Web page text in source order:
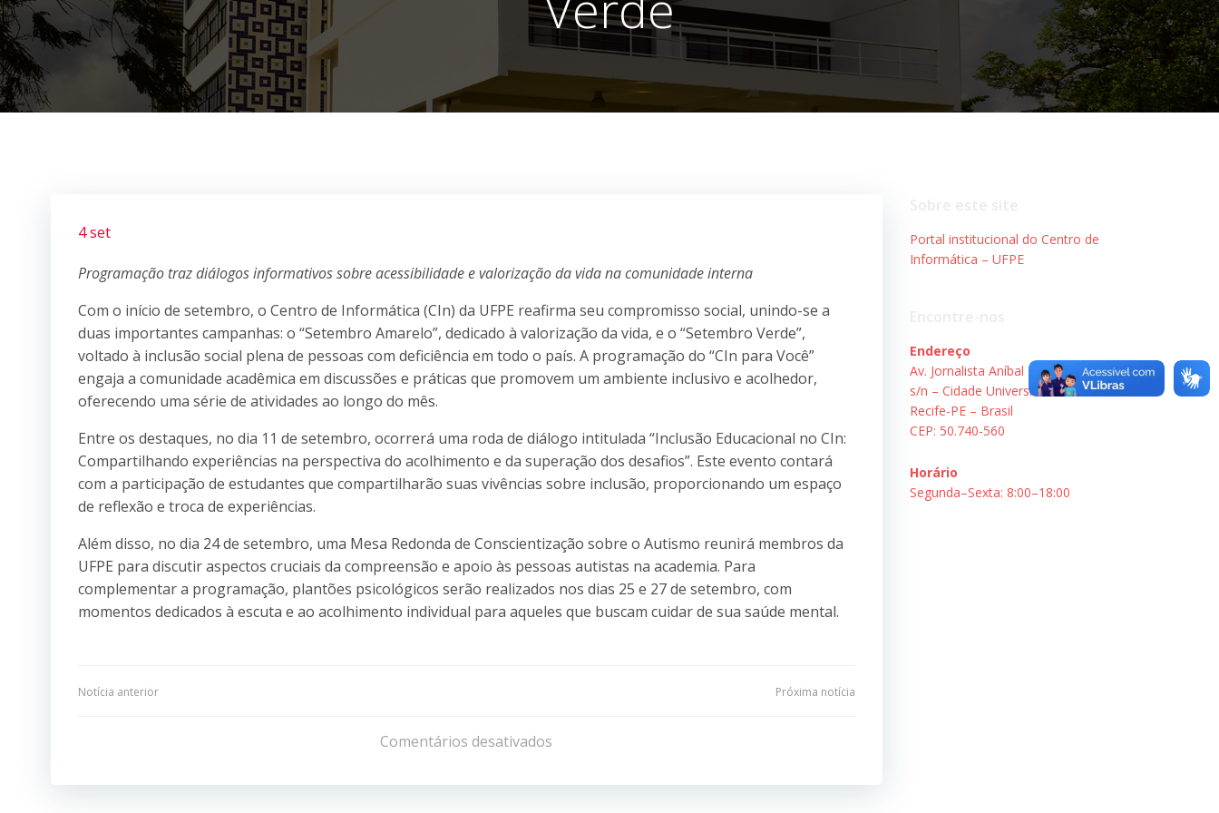
4 set
Programação traz diálogos informativos sobre acessibilidade e valorização da vida na comunidade interna
Com o início de setembro, o Centro de Informática (CIn) da UFPE reafirma seu compromisso social, unindo-se a
duas importantes campanhas: o “Setembro Amarelo”, dedicado à valorização da vida, e o “Setembro Verde”,
voltado à inclusão social plena de pessoas com deficiência em todo o país. A programação do “CIn para Você”
engaja a comunidade acadêmica em discussões e práticas que promovem um ambiente inclusivo e acolhedor,
oferecendo uma série de atividades ao longo do mês.
Entre os destaques, no dia 11 de setembro, ocorrerá uma roda de diálogo intitulada “Inclusão Educacional no CIn:
Compartilhando experiências na perspectiva do acolhimento e da superação dos desafios”. Este evento contará
com a participação de estudantes que compartilharão suas vivências sobre inclusão, proporcionando um espaço
de reflexão e troca de experiências.
Além disso, no dia 24 de setembro, uma Mesa Redonda de Conscientização sobre o Autismo reunirá membros da
UFPE para discutir aspectos cruciais da compreensão e apoio às pessoas autistas na academia. Para
complementar a programação, plantões psicológicos serão realizados nos dias 25 e 27 de setembro, com
momentos dedicados à escuta e ao acolhimento individual para aqueles que buscam cuidar de sua saúde mental.
Navegação
Post
Notícia anterior
de
Post
Próxima notícia
Comentários desativados
Portal institucional do Centro de
Informática – UFPE
Endereço
Av. Jornalista Aníbal Fernandes,
s/n – Cidade Universitária.
Recife-PE – Brasil
CEP: 50.740-560
Horário
Segunda–Sexta: 8:00–18:00